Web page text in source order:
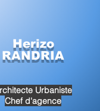
Herizo
RANDRIA
Urbaniste
Chef d'agence